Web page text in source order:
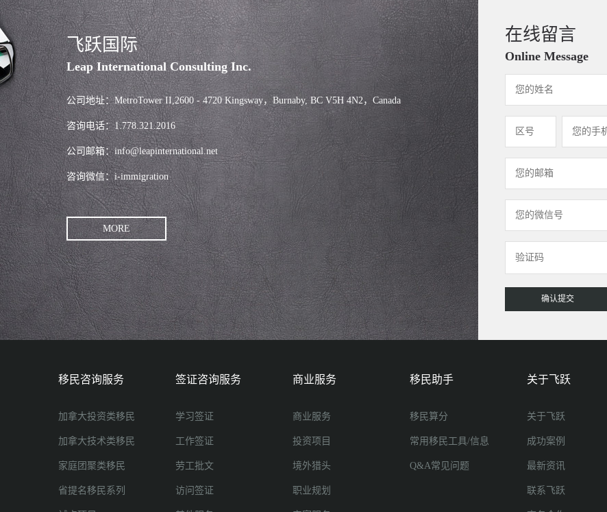
飞跃国际
Leap International Consulting Inc.
公司地址：MetroTower II,2600 - 4720 Kingsway，Burnaby, BC V5H 4N2，Canada
咨询电话：1.778.321.2016
公司邮箱：info@leapinternational.net
咨询微信：i-immigration
MORE
在线留言
Online Message
移民咨询服务
加拿大投资类移民
加拿大技术类移民
家庭团聚类移民
省提名移民系列
签证咨询服务
学习签证
工作签证
劳工批文
访问签证
商业服务
商业服务
投资项目
境外猎头
职业规划
移民助手
移民算分
常用移民工具/信息
Q&A常见问题
关于飞跃
关于飞跃
成功案例
最新资讯
联系飞跃